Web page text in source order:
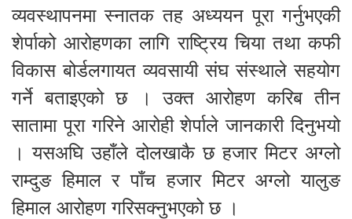
व्यवस्थापनमा स्नातक तह अध्ययन पूरा गर्नुभएकी
शेर्पाको आरोहणका लागि राष्ट्रिय चिया तथा कफी
विकास बोर्डलगायत व्यवसायी संघ संस्थाले सहयोग
गर्ने बताइएको छ । उक्त आरोहण करिब तीन
सातामा पूरा गरिने आरोही शेर्पाले जानकारी दिनुभयो
। यसअघि उहाँले दोलखाकै छ हजार मिटर अग्लो
राम्दुङ हिमाल र पाँच हजार मिटर अग्लो यालुङ
हिमाल आरोहण गरिसक्नुभएको छ ।